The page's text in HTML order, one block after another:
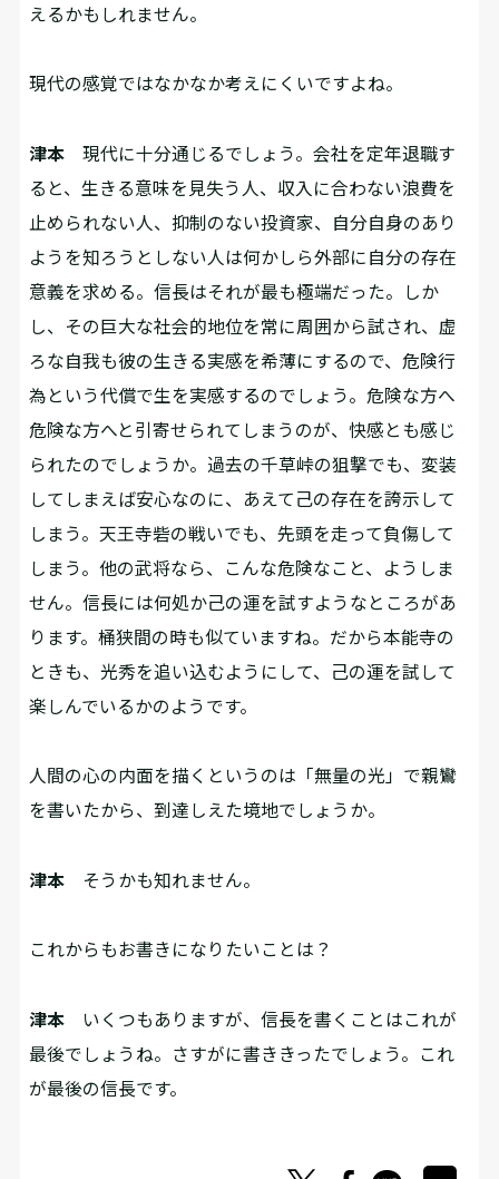
えるかもしれません。
――現代の感覚ではなかなか考えにくいですよね。
津本 現代に十分通じるでしょう。会社を定年退職す
ると、生きる意味を見失う人、収入に合わない浪費を
止められない人、抑制のない投資家、自分自身のあり
ようを知ろうとしない人は何かしら外部に自分の存在
意義を求める。信長はそれが最も極端だった。しか
し、その巨大な社会的地位を常に周囲から試され、虚
ろな自我も彼の生きる実感を希薄にするので、危険行
為という代償で生を実感するのでしょう。危険な方へ
危険な方へと引寄せられてしまうのが、快感とも感じ
られたのでしょうか。過去の千草峠の狙撃でも、変装
してしまえば安心なのに、あえて己の存在を誇示して
しまう。天王寺砦の戦いでも、先頭を走って負傷して
しまう。他の武将なら、こんな危険なこと、ようしま
せん。信長には何処か己の運を試すようなところがあ
ります。桶狭間の時も似ていますね。だから本能寺の
ときも、光秀を追い込むようにして、己の運を試して
楽しんでいるかのようです。
――人間の心の内面を描くというのは「無量の光」で親鸞
を書いたから、到達しえた境地でしょうか。
津本 そうかも知れません。
――これからもお書きになりたいことは？
津本 いくつもありますが、信長を書くことはこれが
最後でしょうね。さすがに書ききったでしょう。これ
が最後の信長です。